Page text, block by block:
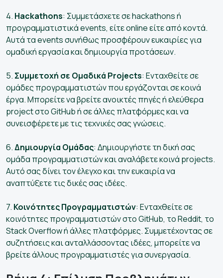
4. Hackathons: Συμμετάσχετε σε hackathons ή
προγραμματιστικά events, είτε online είτε από κοντά.
Αυτά τα events συνήθως προσφέρουν ευκαιρίες για
ομαδική εργασία και δημιουργία προτάσεων.
5. Συμμετοχή σε Ομαδικά Projects: Ενταχθείτε σε
ομάδες προγραμματιστών που εργάζονται σε κοινά
έργα. Μπορείτε να βρείτε ανοικτές πηγές ή ελεύθερα
project στο GitHub ή σε άλλες πλατφόρμες και να
συνεισφέρετε με τις τεχνικές σας γνώσεις.
6.Δημιουργία Ομάδας: Δημιουργήστε τη δική σας
ομάδα προγραμματιστών και αναλάβετε κοινά projects.
Αυτό σας δίνει τον έλεγχο και την ευκαιρία να
αναπτύξετε τις δικές σας ιδέες.
7. Κοινότητες Προγραμματιστών: Ενταχθείτε σε
κοινότητες προγραμματιστών στο GitHub, το Reddit, το
Stack Overflow ή άλλες πλατφόρμες. Συμμετέχοντας σε
συζητήσεις και ανταλλάσσοντας ιδέες, μπορείτε να
βρείτε άλλους προγραμματιστές για συνεργασία.